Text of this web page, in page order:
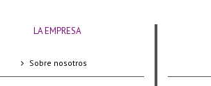
LA EMPRESA
Sobre nosotros